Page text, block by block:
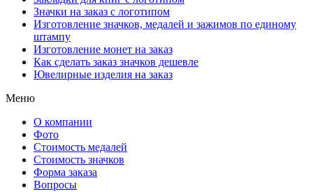
Значки на заказ с логотипом
Изготовление значков, медалей и зажимов по единому
штампу
Изготовление монет на заказ
Как сделать заказ значков дешевле
Ювелирные изделия на заказ
Меню
О компании
Фото
Стоимость медалей
Стоимость значков
Форма заказа
Вопросы